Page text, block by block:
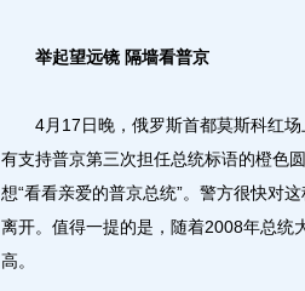
举起望远镜 隔墙看普京
4月17日晚，俄罗斯首都莫斯科红场
有支持普京第三次担任总统标语的橙色
想“看看亲爱的普京总统”。警方很快对
离开。值得一提的是，随着2008年总统
高。